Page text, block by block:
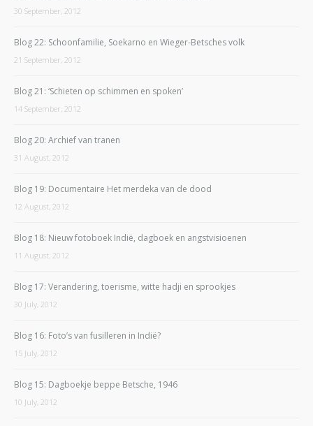
30 September, 2012
Blog 22: Schoonfamilie, Soekarno en Wieger-Betsches volk
21 September, 2012
Blog 21: ‘Schieten op schimmen en spoken’
14 September, 2012
Blog 20: Archief van tranen
31 August, 2012
Blog 19: Documentaire Het merdeka van de dood
12 August, 2012
Blog 18: Nieuw fotoboek Indië, dagboek en angstvisioenen
11 August, 2012
Blog 17: Verandering, toerisme, witte hadji en sprookjes
30 July, 2012
Blog 16: Foto’s van fusilleren in Indië?
15 July, 2012
Blog 15: Dagboekje beppe Betsche, 1946
10 July, 2012